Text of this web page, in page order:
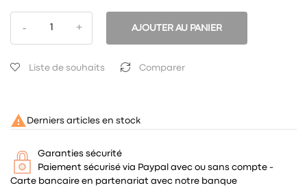
AJOUTER AU PANIER
Liste de souhaits Comparer
 Derniers articles en stock
Garanties sécurité
Paiement sécurisé via Paypal avec ou sans compte -
Carte bancaire en partenariat avec notre banque